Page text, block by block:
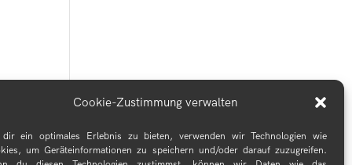
Cookie-Zustimmung verwalten
dir ein optimales Erlebnis zu bieten, verwenden wir Technologien wie
um Geräteinformationen zu speichern und/oder darauf zuzugreifen.